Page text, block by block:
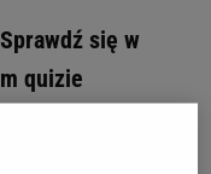
się w
quizie
sobie czy